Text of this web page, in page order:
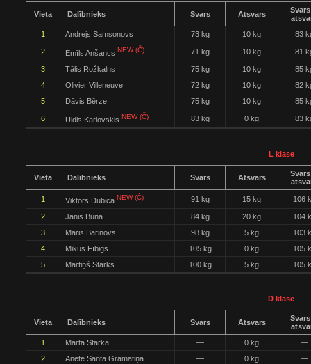
Vieta Dalībnieks Svars Atsvars
1
Andrejs Samsonovs 73 kg 10 kg 83
2 Emīls Anšancs NEW (Č) 71 kg 10 kg 81
3 Tālis Rožkalns 75 kg 10 kg
85
4
Olivier Villeneuve 72 kg 10 kg
82
5
Dāvis Bērze 75 kg 10 kg 85
6 Uldis Karlovskis NEW (Č) 83 kg 0 kg 83
L klase
Vieta Dalībnieks Svars Atsvars
1 Viktors Dubica NEW (Č) 91 kg 15 kg 106
2 Jānis Buna 84 kg 20 kg
104
3
Māris Barinovs 98 kg 5 kg
103
4
Mikus Fībigs 105 kg 0 kg
105
5
Mārtiņš Starks 100 kg 5 kg 105
D klase
Vieta Dalībnieks Svars Atsvars
1
Marta Starka — 0 kg
—
2
Anete Santa Grāmatiņa — 0 kg —